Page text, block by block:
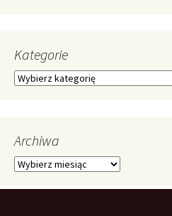
Kategorie
Kategorie
Archiwa
Archiwa